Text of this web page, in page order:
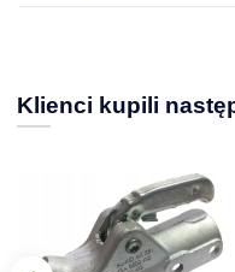
Klienci kupili